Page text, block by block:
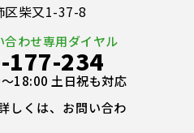
区柴又1-37-8
合わせ専用ダイヤル
177-234
18:00 土日祝も対応
しくは、お問い合わ